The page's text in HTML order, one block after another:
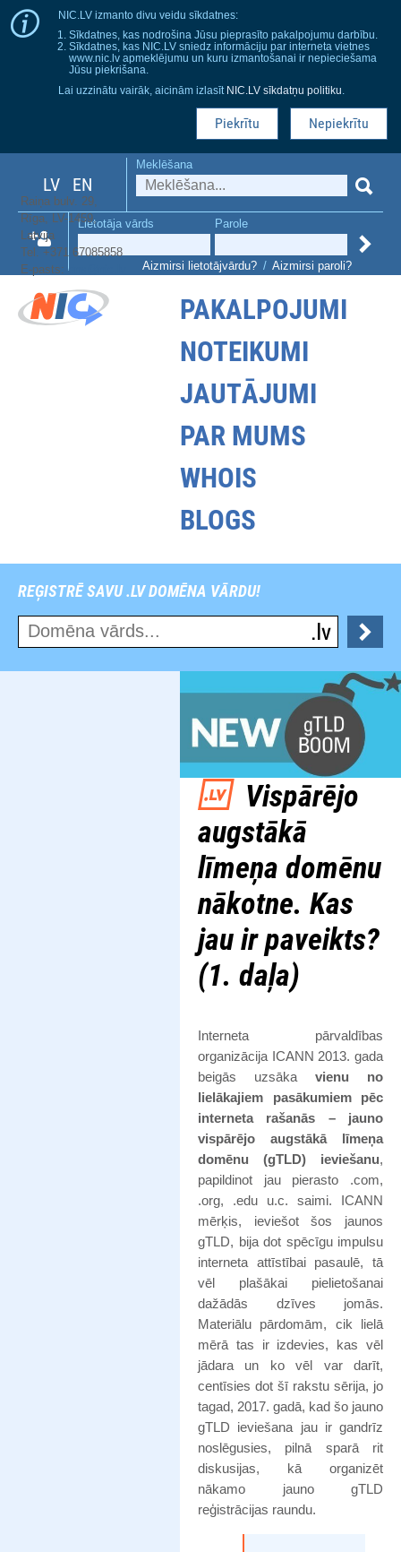
NIC.LV izmanto divu veidu sīkdatnes:
Sīkdatnes, kas nodrošina Jūsu pieprasīto pakalpojumu darbību.
Sīkdatnes, kas NIC.LV sniedz informāciju par interneta vietnes
www.nic.lv apmeklējumu un kuru izmantošanai ir nepieciešama
Jūsu piekrišana.
Lai uzzinātu vairāk, aicinām izlasīt NIC.LV sīkdatņu politiku
Piekrītu Nepiekrītu
LV EN
Meklēšana
Lietotāja vārds Parole
Aizmirsi lietotājvārdu? / Aizmirsi paroli?
PAKALPOJUMI
NOTEIKUMI
JAUTĀJUMI
PAR MUMS
WHOIS
BLOGS
Raiņa bulv. 29,
Rīga, LV-1459,
Latvija
Tel. +371 67085858
E-pasts: dns@nic.lv
REĢISTRĒ SAVU .LV DOMĒNA VĀRDU!
Vispārējo
augstākā
līmeņa domēnu
nākotne. Kas
jau ir paveikts?
(1. daļa)
Interneta pārvaldības
organizācija ICANN 2013. gada
beigās uzsāka vienu no
lielākajiem pasākumiem pēc
interneta rašanās – jauno
vispārējo augstākā līmeņa
domēnu (gTLD) ieviešanu,
papildinot jau pierasto .com,
.org, .edu u.c. saimi. ICANN
mērķis, ieviešot šos jaunos
gTLD, bija dot spēcīgu impulsu
interneta attīstībai pasaulē, tā
vēl plašākai pielietošanai
dažādās dzīves jomās.
Materiālu pārdomām, cik lielā
mērā tas ir izdevies, kas vēl
jādara un ko vēl var darīt,
centīsies dot šī rakstu sērija, jo
tagad, 2017. gadā, kad šo jauno
gTLD ieviešana jau ir gandrīz
noslēgusies, pilnā sparā rit
diskusijas, kā organizēt
nākamo jauno gTLD
reģistrācijas raundu.